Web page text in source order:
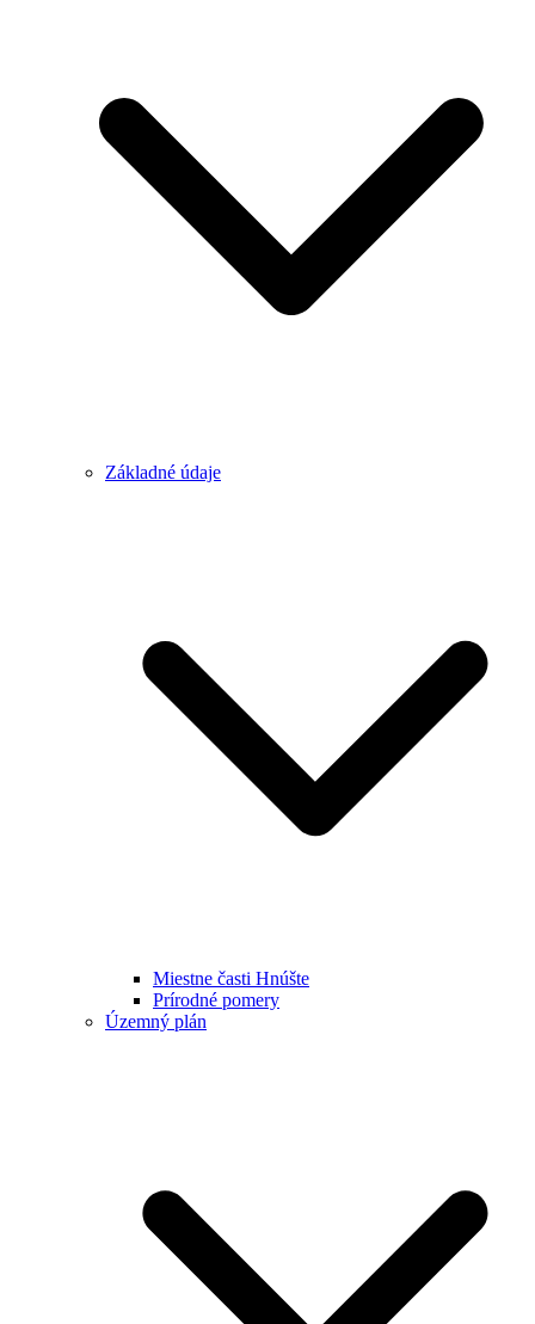
Základné údaje
Miestne časti Hnúšte
Prírodné pomery
Územný plán